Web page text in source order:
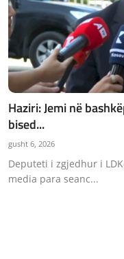
Haziri: Jemi në
bised...
gusht 6, 2026
Deputeti i zgjedhur i
media para seanc...